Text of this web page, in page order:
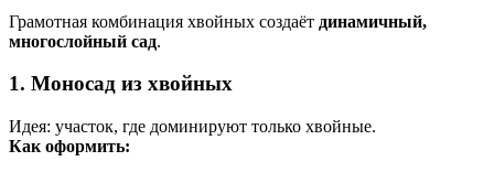
Грамотная комбинация хвойных создаёт динамичный,
многослойный сад.
1. Моносад из хвойных
Идея: участок, где доминируют только хвойные.
Как оформить: